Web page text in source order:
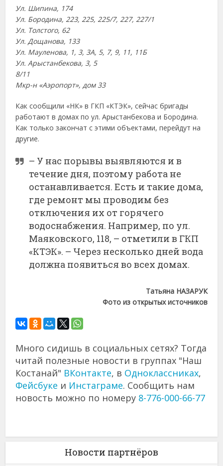
Ул. Шипина, 174
Ул. Бородина, 223, 225, 225/7, 227, 227/1
Ул. Толстого, 62
Ул. Дощанова, 133
Ул. Мауленова, 1, 3, 3А, 5, 7, 9, 11, 11Б
Ул. Арыстанбекова, 3, 5
8/11
Мкр-н «Аэропорт», дом 33
Как сообщили «НК» в ГКП «КТЭК», сейчас бригады
работают в домах по ул. Арыстанбекова и Бородина.
Как только закончат с этими объектами, перейдут на
другие.
– У нас порывы выявляются и в
течение дня, поэтому работа не
останавливается. Есть и такие дома,
где ремонт мы проводим без
отключения их от горячего
водоснабжения. Например, по ул.
Маяковского, 118, – отметили в ГКП
«КТЭК». – Через несколько дней вода
должна появиться во всех домах.
Татьяна НАЗАРУК
Фото из открытых источников
Много сидишь в социальных сетях? Тогда
читай полезные новости в группах "Наш
Костанай" ВКонтакте, в Одноклассниках,
Фейсбуке и Инстаграме. Сообщить нам
новость можно по номеру 8-776-000-66-77
Новости партнёров